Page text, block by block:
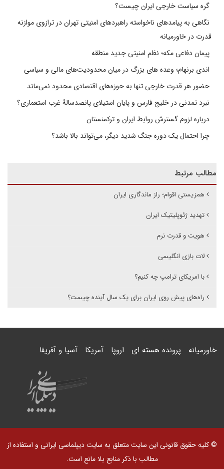
گره سیاست خارجی ایران چیست؟
نگاهی به پیامدهای ناخواسته راهبردهای امنیتی تهران در ترازوی موازنه
قدرت در خاورمیانه
پیمان دفاعی مکه؛ نظم امنیتی جدید منطقه
اندی برنهام؛ وعده های بزرگ در میان محدودیت‌های مالی و سیاسی
حضور هر قدرت خارجی تنها به حوزه‌های اقتصادی محدود نمی‌ماند
نبرد تمدنی در خلیج فارس و پایان استیلای پانصدسالۀ غرب استعماری؟
درباره لزوم گسترش روابط ایران و ترکمنستان
چرا احتمال یک دوره جنگ شدید دیگر، می‌تواند بالا باشد؟
مطالب مرتبط
همزیستی اقوام؛ راز ماندگاری ایران
تهدید ژئوپلیتیک ایران
هویت و قدرت نرم
لات بازی انگلیسی
با امریکای ترامپ چه کنیم؟
راه‌های پیش روی ایران برای یک سال آینده چیست؟
خاورمیانه پرونده هسته ای اروپا آمریکا آسیا و آفریقا
© کلیه حقوق قانونی این سایت متعلق به سایت دیپلماسی ایرانی و استفاده از
مطالب با ذکر منابع بلا مانع است.